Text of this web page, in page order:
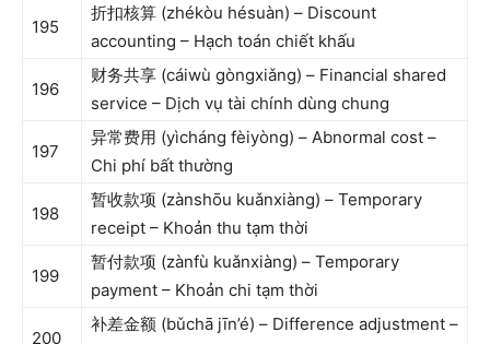
195
折扣核算 (zhékòu hésuàn) – Discount
accounting – Hạch toán chiết khấu
196
财务共享 (cáiwù gòngxiǎng) – Financial shared
service – Dịch vụ tài chính dùng chung
197
异常费用 (yìcháng fèiyòng) – Abnormal cost –
Chi phí bất thường
198
暂收款项 (zànshōu kuǎnxiàng) – Temporary
receipt – Khoản thu tạm thời
199
暂付款项 (zànfù kuǎnxiàng) – Temporary
payment – Khoản chi tạm thời
200
补差金额 (bǔchā jīn’é) – Difference adjustment –